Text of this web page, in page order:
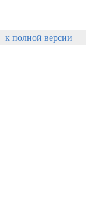
к полной версии